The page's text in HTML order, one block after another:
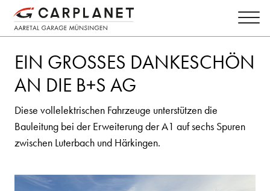
EIN GROSSES DANKESCHÖN
AN DIE B+S AG
Diese vollelektrischen Fahrzeuge unterstützen die
Bauleitung bei der Erweiterung der A1 auf sechs Spuren
zwischen Luterbach und Härkingen.